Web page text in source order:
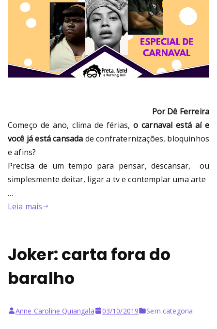
Por Dê Ferreira
Começo de ano, clima de férias,o carnaval está aí e
você já está cansada de confraternizações, bloquinhos
e afins?
Precisa de um tempo para pensar, descansar, ou
simplesmente deitar, ligar a tv e contemplar uma arte
…
Leia mais
Joker: carta fora do
baralho
Anne Caroline Quiangala 03/10/2019 Sem categoria